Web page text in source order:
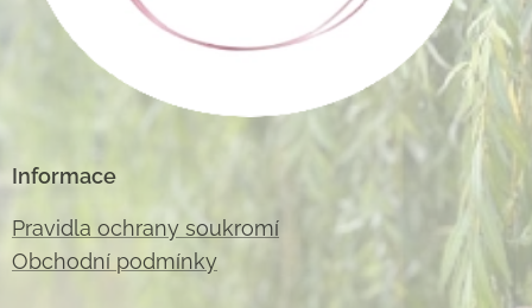
Informace
Pravidla ochrany soukromí
Obchodní podmínky